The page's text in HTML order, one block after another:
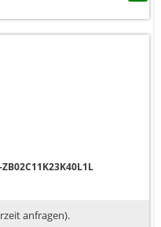
anfragen).